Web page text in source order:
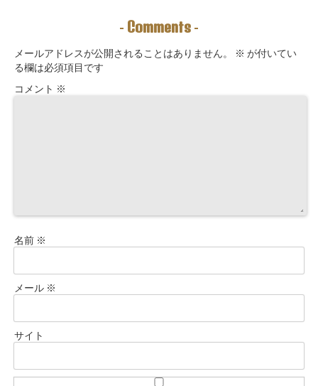
ーチングできま
九星別・金運ブ
ロックを外す開
- Comments -
メールアドレスが公開されることはありません。 ※ が付いてい
る欄は必須項目です
コメント ※
名前 ※
メール ※
サイト